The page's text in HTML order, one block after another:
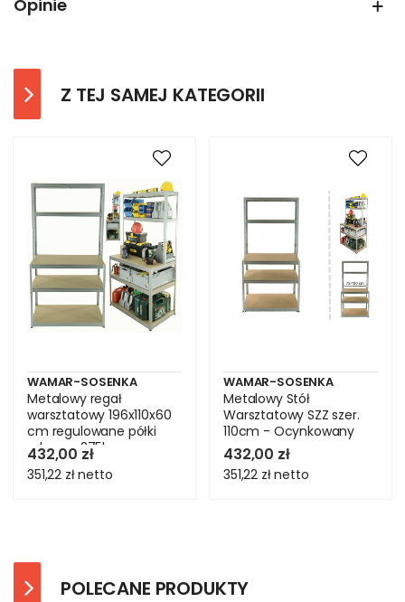
Opinie
Z TEJ SAMEJ KATEGORII
WAMAR-SOSENKA
Metalowy regał
warsztatowy 196x110x60
cm regulowane półki
roboczy 275kg
432,00 zł
351,22 złnetto
WAMAR-SOSENKA
Metalowy Stół
Warsztatowy SZZ szer.
110cm - Ocynkowany
432,00 zł
351,22 złnetto
POLECANE PRODUKTY